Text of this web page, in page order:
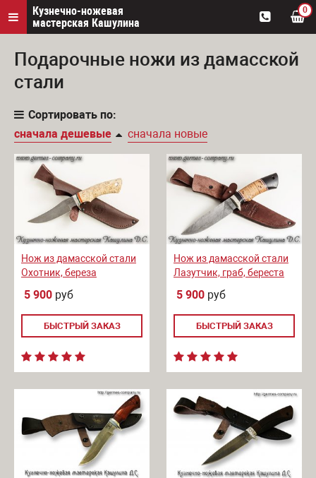
Кузнечно-ножевая
мастерская Кашулина
0
Подарочные ножи из дамасской
стали
Сортировать по:
сначала дешевые
сначала новые
Нож из дамасской стали
Охотник, береза
5 900 руб
БЫСТРЫЙ ЗАКАЗ
Нож из дамасской стали
Лазутчик, граб, береста
5 900 руб
БЫСТРЫЙ ЗАКАЗ